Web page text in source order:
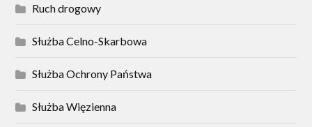
Ruch drogowy
Służba Celno-Skarbowa
Służba Ochrony Państwa
Służba Więzienna